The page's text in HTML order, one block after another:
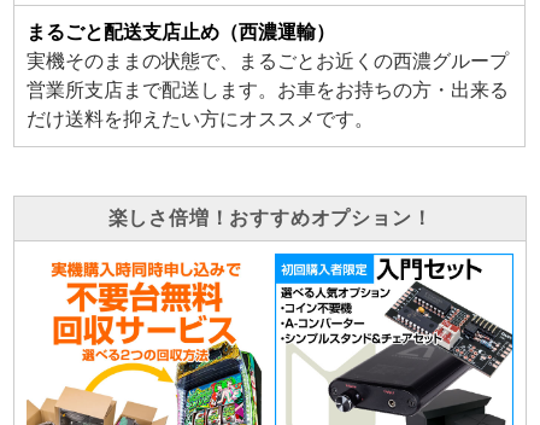
まるごと配送支店止め（西濃運輸）
実機そのままの状態で、まるごとお近くの西濃グループ
営業所支店まで配送します。お車をお持ちの方・出来る
だけ送料を抑えたい方にオススメです。
楽しさ倍増！おすすめオプション！